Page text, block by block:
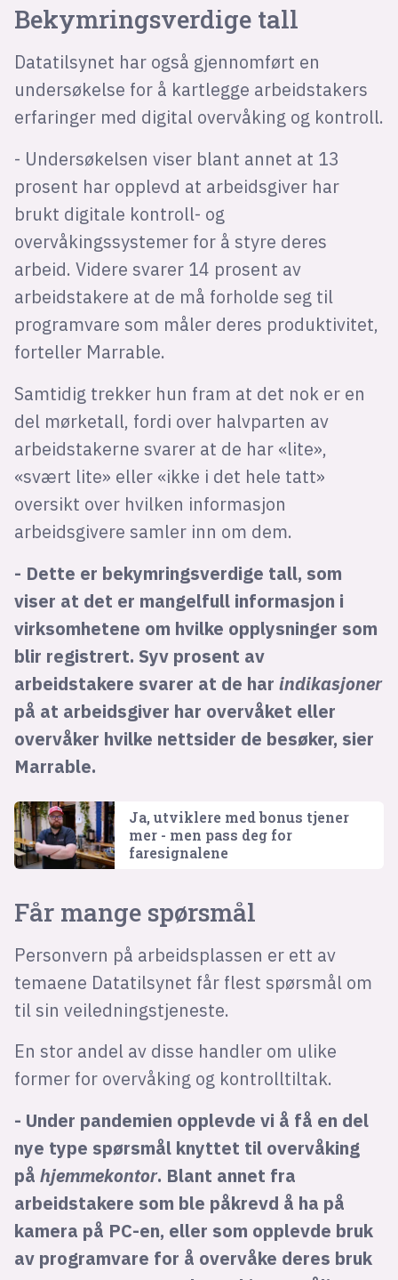
Bekymringsverdige tall
Datatilsynet har også gjennomført en
undersøkelse for å kartlegge arbeidstakers
erfaringer med digital overvåking og kontroll.
- Undersøkelsen viser blant annet at 13
prosent har opplevd at arbeidsgiver har
brukt digitale kontroll- og
overvåkingssystemer for å styre deres
arbeid. Videre svarer 14 prosent av
arbeidstakere at de må forholde seg til
programvare som måler deres produktivitet,
forteller Marrable.
Samtidig trekker hun fram at det nok er en
del mørketall, fordi over halvparten av
arbeidstakerne svarer at de har «lite»,
«svært lite» eller «ikke i det hele tatt»
oversikt over hvilken informasjon
arbeidsgivere samler inn om dem.
- Dette er bekymringsverdige tall, som
viser at det er mangelfull informasjon i
virksomhetene om hvilke opplysninger som
blir registrert. Syv prosent av
arbeidstakere svarer at de har indikasjoner
på at arbeidsgiver har overvåket eller
overvåker hvilke nettsider de besøker, sier
Marrable.
Ja, utviklere med bonus tjener
mer - men pass deg for
faresignalene
Får mange spørsmål
Personvern på arbeidsplassen er ett av
temaene Datatilsynet får flest spørsmål om
til sin veiledningstjeneste.
En stor andel av disse handler om ulike
former for overvåking og kontrolltiltak.
- Under pandemien opplevde vi å få en del
nye type spørsmål knyttet til overvåking
på hjemmekontor. Blant annet fra
arbeidstakere som ble påkrevd å ha på
kamera på PC-en, eller som opplevde bruk
av programvare for å overvåke deres bruk